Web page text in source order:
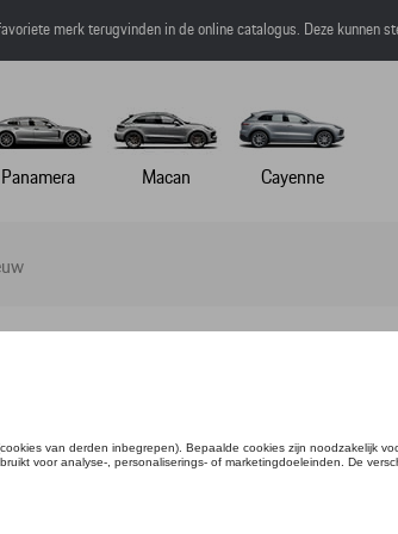
merk terugvinden in de online catalogus. Deze kunnen
Panamera Macan Cayenne
RACING - XS